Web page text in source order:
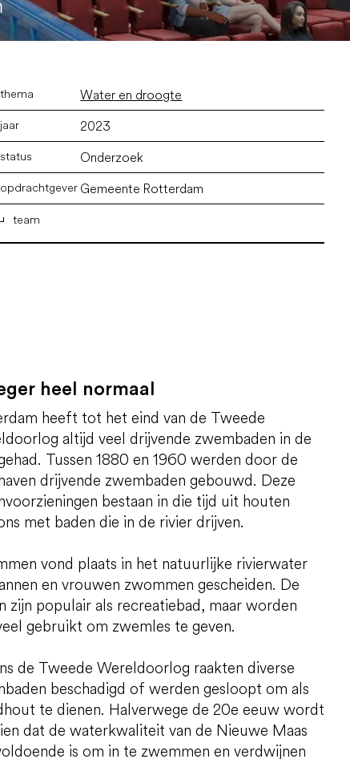
Water en droogte
2023
Onderzoek
Gemeente Rotterdam
team
heel normaal
heeft tot het eind van de Tweede
altijd veel drijvende zwembaden in de
Tussen 1880 en 1960 werden door de
drijvende zwembaden gebouwd. Deze
bestaan in die tijd uit houten
met baden die in de rivier drijven.
vond plaats in het natuurlijke rivierwater
en vrouwen zwommen gescheiden. De
zijn populair als recreatiebad, maar worden
gebruikt om zwemles te geven.
de Tweede Wereldoorlog raakten diverse
beschadigd of werden gesloopt om als
te dienen. Halverwege de 20e eeuw wordt
dat de waterkwaliteit van de Nieuwe Maas
is om in te zwemmen en verdwijnen